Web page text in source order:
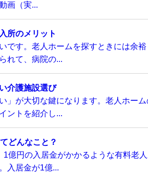
画（実...
所のメリット
です。老人ホームを探すときには余
れて、病院の...
介護施設選び
」が大切な鍵になります。老人ホー
ントを紹介し...
どんなこと？
億円の入居金がかかるような有料老
入居金が1億...